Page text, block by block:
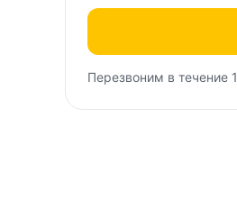
Перезвоним в течение